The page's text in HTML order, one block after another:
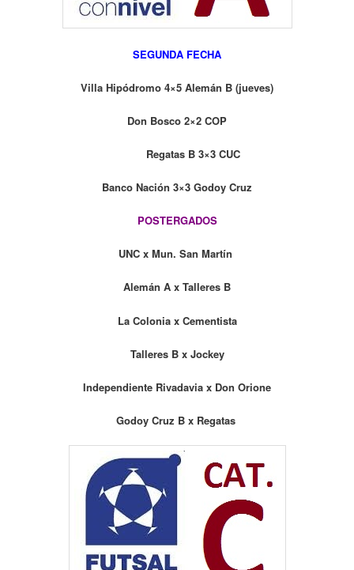
SEGUNDA FECHA
Villa Hipódromo 4×5 Alemán B (jueves)
Don Bosco 2×2 COP
Regatas B 3×3 CUC
Banco Nación 3×3 Godoy Cruz
POSTERGADOS
UNC x Mun. San Martín
Alemán A x Talleres B
La Colonia x Cementista
Talleres B x Jockey
Independiente Rivadavia x Don Orione
Godoy Cruz B x Regatas